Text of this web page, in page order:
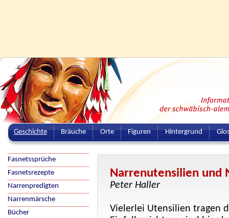
Geschichte Bräuche Orte Figuren Hintergrund
Narrenutensilien und
Peter Haller
Vielerlei Utensilien tragen
Fasnetssprüche
Fasnetsrezepte
Narrenpredigten
Narrenmärsche
Bücher